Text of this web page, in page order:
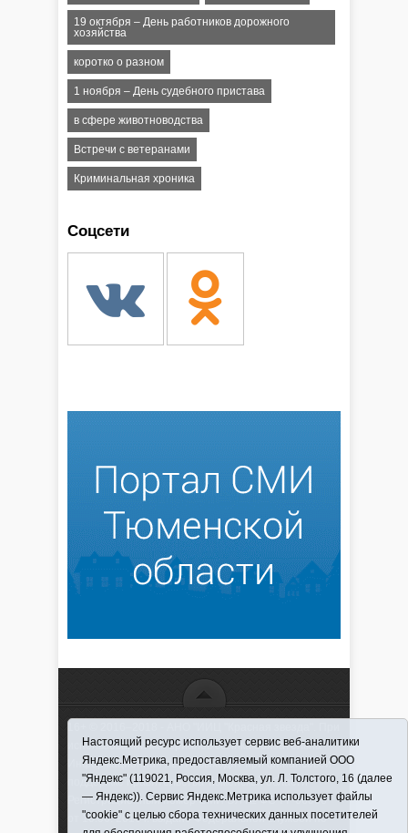
19 октября – День работников дорожного
хозяйства
коротко о разном
1 ноября – День судебного пристава
в сфере животноводства
Встречи с ветеранами
Криминальная хроника
Соцсети
использовании материалов ссылка обязательна
Информационная лента выходит при финансовой
поддержке правительства Тюменской области
Регистрационный номер СМИ ЭЛ № ФС 77-66066
от 10.06. 2016 г. выдано Федеральной службой по
Настоящий ресурс использует сервис веб-аналитики
Яндекс.Метрика, предоставляемый компанией ООО
"Яндекс" (119021, Россия, Москва, ул. Л. Толстого, 16 (далее
— Яндекс)). Сервис Яндекс.Метрика использует файлы
"cookie" с целью сбора технических данных посетителей